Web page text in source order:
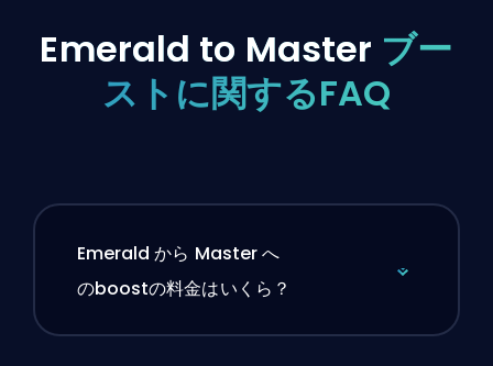
Emerald to Master ブー
ストに関するFAQ
Emerald から Master へ
のboostの料金はいくら？